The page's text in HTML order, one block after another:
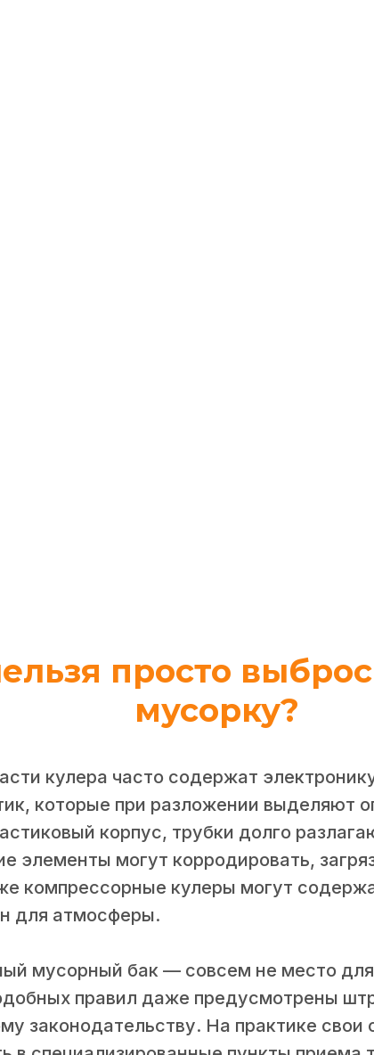
просто
мусорку?
кулера часто содержат
которые при разложении выделяют
корпус, трубки долго
элементы могут корродировать,
компрессорные кулеры могут
для атмосферы.
мусорный бак — совсем не место для
правил даже предусмотрены
законодательству. На практике свои